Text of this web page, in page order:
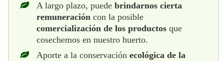
A largo plazo, puede brindarnos cierta
remuneración con la posible
comercialización de los productos que
cosechemos en nuestro huerto.
Aporte a la conservación ecológica de la